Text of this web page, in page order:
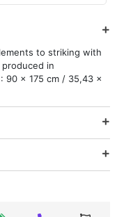
to striking with
in
90 x 175 cm / 35,43 x